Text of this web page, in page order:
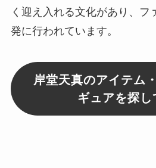
く迎え入れる文化があり、フ
発に行われています。
岸堂天真のアイテム
ギュアを探し